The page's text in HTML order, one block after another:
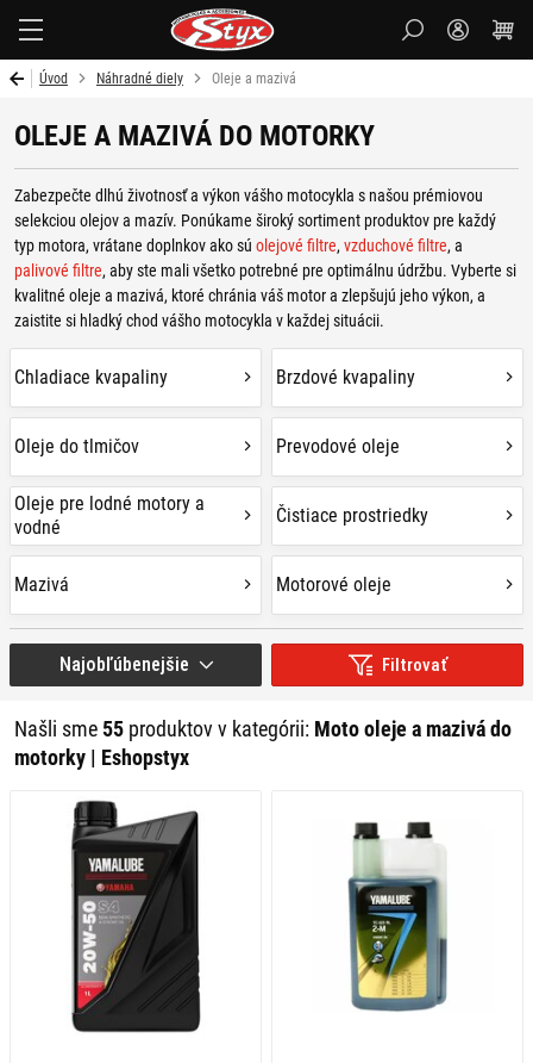
Úvod Náhradné diely Oleje a mazivá
OLEJE A MAZIVÁ DO MOTORKY
Zabezpečte dlhú životnosť a výkon vášho motocykla s našou prémiovou
selekciou olejov a mazív. Ponúkame široký sortiment produktov pre každý
typ motora, vrátane doplnkov ako sú olejové filtre, vzduchové filtre, a
palivové filtre, aby ste mali všetko potrebné pre optimálnu údržbu. Vyberte si
kvalitné oleje a mazivá, ktoré chránia váš motor a zlepšujú jeho výkon, a
zaistite si hladký chod vášho motocykla v každej situácii.
Chladiace kvapaliny Brzdové kvapaliny
Oleje do tlmičov Prevodové oleje
Oleje pre lodné motory a
vodné
Čistiace prostriedky
Mazivá Motorové oleje
Filtrovať
Našli sme55 produktov v kategórii: Moto oleje a mazivá do
motorky | Eshopstyx
Najobľúbenejšie